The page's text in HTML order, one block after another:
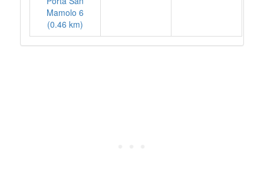
Mamolo 6
(0.46 km)